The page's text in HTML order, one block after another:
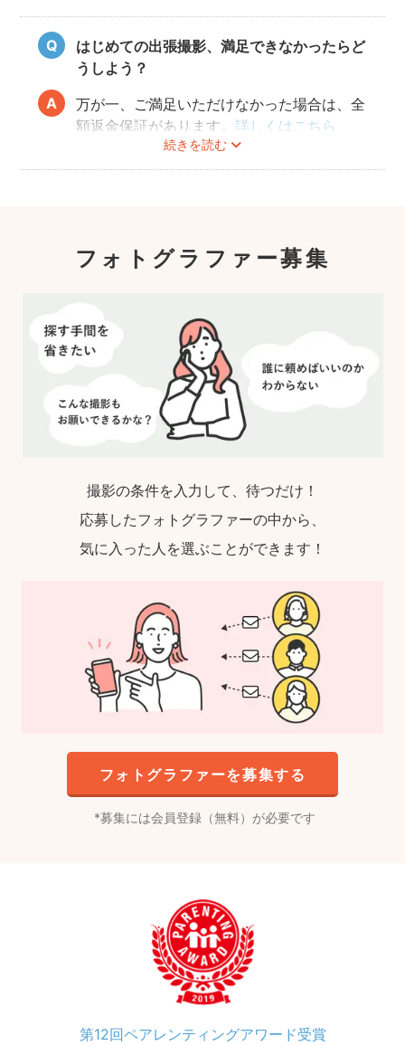
はじめての出張撮影、満足できなかったらど
うしよう？
続きを読む
万が一、ご満足いただけなかった場合は、全
額返金保証があります。詳しくはこちら
フォトグラファー募集
撮影の条件を入力して、待つだけ！
応募したフォトグラファーの中から、
気に入った人を選ぶことができます！
フォトグラファーを募集する
募集には会員登録（無料）が必要です
第12回ペアレンティングアワード受賞